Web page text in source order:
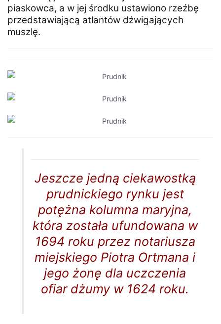
piaskowca, a w jej środku ustawiono rzeźbę
przedstawiającą atlantów dźwigających
muszlę.
Jeszcze jedną ciekawostką
prudnickiego rynku jest
potężna kolumna maryjna,
która została ufundowana w
1694 roku przez notariusza
miejskiego Piotra Ortmana i
jego żonę dla uczczenia
ofiar dżumy w 1624 roku.